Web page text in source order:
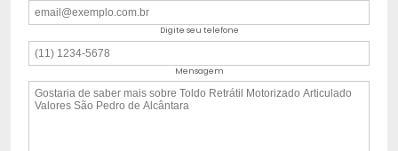
Digite seu telefone
Mensagem